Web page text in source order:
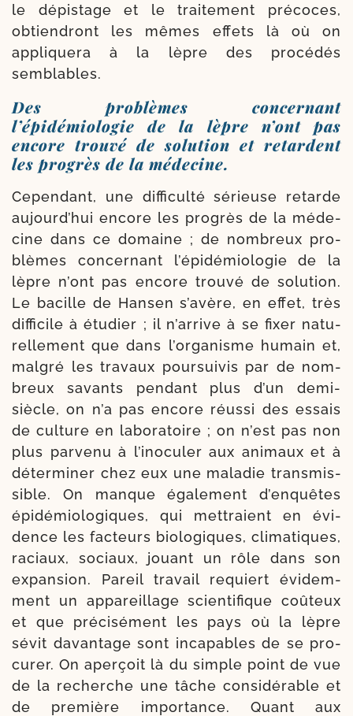
le dépis­tage et le trai­te­ment pré­coces,
obtien­dront les mêmes effets là où on
appli­que­ra à la lèpre des pro­cédés
semblables.
Des problèmes concernant
l’épidémiologie de la lèpre n’ont pas
encore trouvé de solution et retardent
les progrès de la médecine.
Cependant, une dif­fi­cul­té sérieuse retarde
aujourd’­hui encore les pro­grès de la méde­
cine dans ce domaine ; de nom­breux pro­
blèmes concer­nant l’é­pi­dé­mio­lo­gie de la
lèpre n’ont pas encore trou­vé de solu­tion.
Le bacille de Hansen s’a­vère, en effet, très
dif­fi­cile à étu­dier ; il n’ar­rive à se fixer natu­
rel­le­ment que dans l’or­ga­nisme humain et,
mal­gré les tra­vaux pour­sui­vis par de nom­
breux savants pen­dant plus d’un demi-​
siècle, on n’a pas encore réus­si des essais
de culture en labo­ra­toire ; on n’est pas non
plus par­ve­nu à l’i­no­cu­ler aux ani­maux et à
déter­mi­ner chez eux une mala­die trans­mis­
sible. On manque éga­le­ment d’en­quêtes
épi­dé­mio­lo­giques, qui met­traient en évi­
dence les fac­teurs biolo­giques, cli­ma­tiques,
raciaux, sociaux, jouant un rôle dans son
expan­sion. Pareil tra­vail requiert évi­dem­
ment un appa­reillage scien­ti­fique coû­teux
et que pré­ci­sé­ment les pays où la lèpre
sévit davan­tage sont inca­pables de se pro­
cu­rer. On aper­çoit là du simple point de vue
de la recherche une tâche consi­dé­rable et
de pre­mière impor­tance. Quant aux